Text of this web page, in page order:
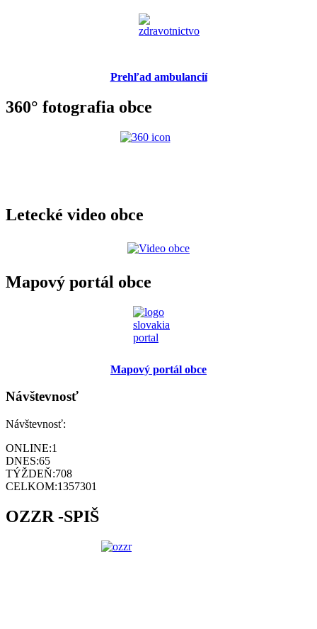
Prehľad ambulancií
360° fotografia obce
Letecké video obce
Mapový portál obce
Mapový portál obce
Návštevnosť
Návštevnosť:
ONLINE:1
DNES:65
TÝŽDEŇ:708
CELKOM:1357301
OZZR -SPIŠ